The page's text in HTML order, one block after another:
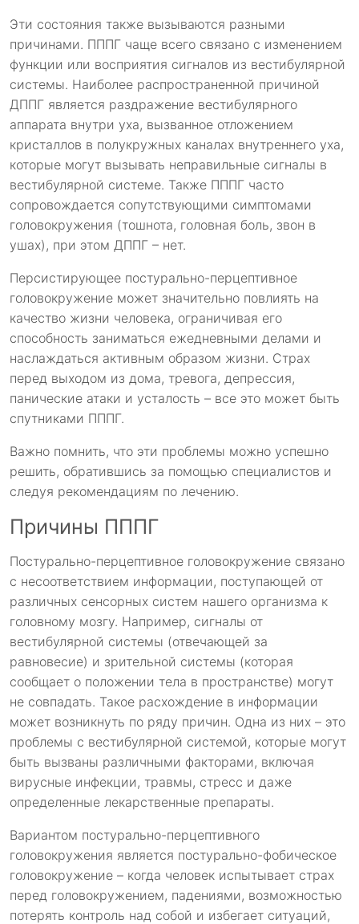
Эти состояния также вызываются разными
причинами. ПППГ чаще всего связано с изменением
функции или восприятия сигналов из вестибулярной
системы. Наиболее распространенной причиной
ДППГ является раздражение вестибулярного
аппарата внутри уха, вызванное отложением
кристаллов в полукружных каналах внутреннего уха,
которые могут вызывать неправильные сигналы в
вестибулярной системе. Также ПППГ часто
сопровождается сопутствующими симптомами
головокружения (тошнота, головная боль, звон в
ушах), при этом ДППГ – нет.
Персистирующее постурально-перцептивное
головокружение может значительно повлиять на
качество жизни человека, ограничивая его
способность заниматься ежедневными делами и
наслаждаться активным образом жизни. Страх
перед выходом из дома, тревога, депрессия,
панические атаки и усталость – все это может быть
спутниками ПППГ.
Важно помнить, что эти проблемы можно успешно
решить, обратившись за помощью специалистов и
следуя рекомендациям по лечению.
Причины ПППГ
Постурально-перцептивное головокружение связано
с несоответствием информации, поступающей от
различных сенсорных систем нашего организма к
головному мозгу. Например, сигналы от
вестибулярной системы (отвечающей за
равновесие) и зрительной системы (которая
сообщает о положении тела в пространстве) могут
не совпадать. Такое расхождение в информации
может возникнуть по ряду причин. Одна из них – это
проблемы с вестибулярной системой, которые могут
быть вызваны различными факторами, включая
вирусные инфекции, травмы, стресс и даже
определенные лекарственные препараты.
Вариантом постурально-перцептивного
головокружения является постурально-фобическое
головокружение – когда человек испытывает страх
перед головокружением, падениями, возможностью
потерять контроль над собой и избегает ситуаций,